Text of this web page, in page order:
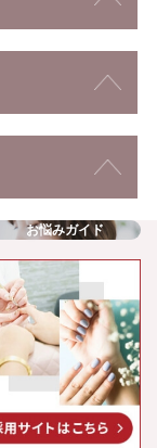
お悩みガイド